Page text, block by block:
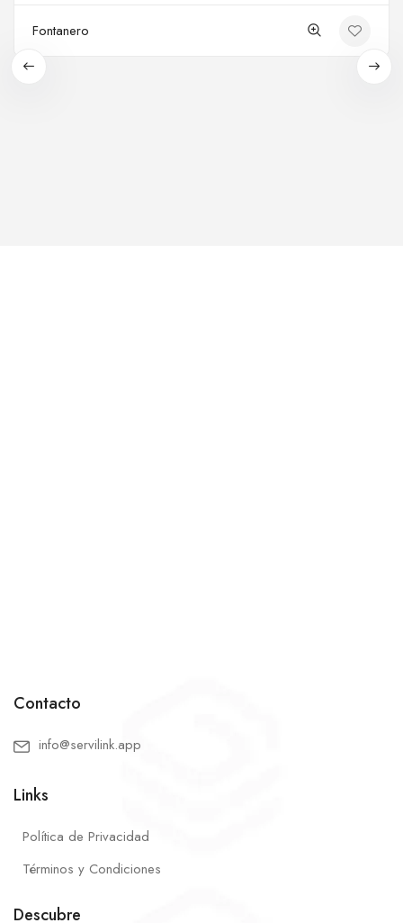
Fontanero
Contacto
info@servilink.app
Links
Política de Privacidad
Términos y Condiciones
Descubre